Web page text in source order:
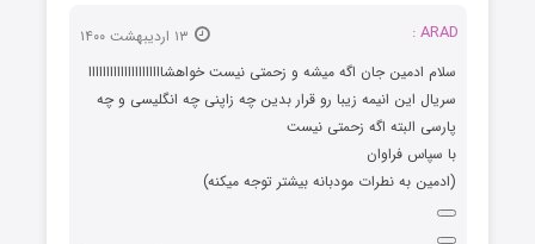
ARAD :
سلام ادمین جان اگه میشه و زحمتی نیست خواهشااااااااااااااااااااا
سریال این انیمه زیبا رو قرار بدین چه زاپنی چه انگلیسی و چه
پارسی البته اگه زحمتی نیست
با سپاس فراوان
(ادمین به نطرات مودبانه بیشتر توجه میکنه)